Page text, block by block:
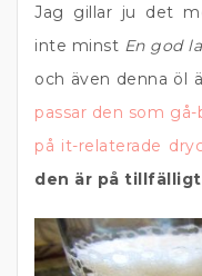
Jag gillar ju det
inte minst En god
och även denna öl
passar den som
på it-relaterade
den är på